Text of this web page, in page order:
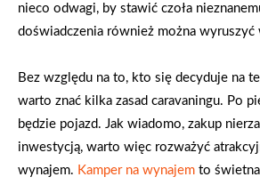
nieco odwagi, by stawić czoła
doświadczenia również można wyruszyć
Bez względu na to, kto się decyduje na
warto znać kilka zasad caravaningu. Po
będzie pojazd. Jak wiadomo, zakup
inwestycją, warto więc rozważyć
wynajem. Kamper na wynajem to